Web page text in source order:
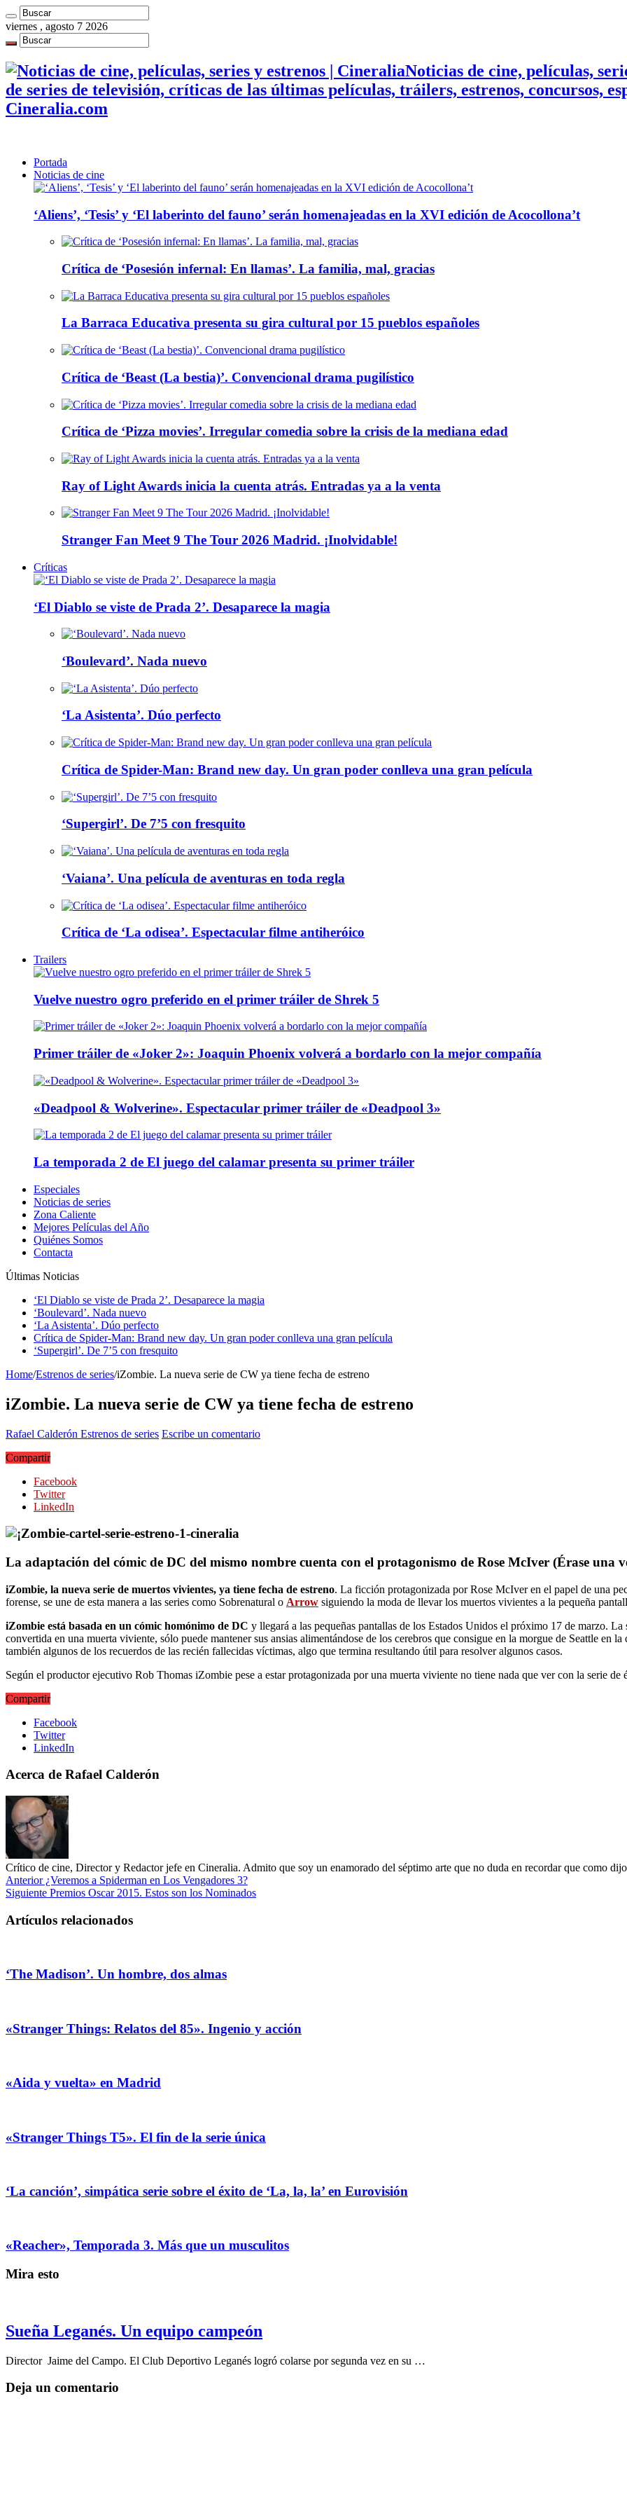
viernes , agosto 7 2026
Noticias de cine, películas,
de series de televisión, críticas de las últimas películas, tráilers, estrenos, concursos,
Cineralia.com
Portada
Noticias de cine
‘Aliens’, ‘Tesis’ y ‘El laberinto del fauno’ serán homenajeadas en la XVI edición de Acocollona’t
Crítica de ‘Posesión infernal: En llamas’. La familia, mal, gracias
La Barraca Educativa presenta su gira cultural por 15 pueblos españoles
Crítica de ‘Beast (La bestia)’. Convencional drama pugilístico
Crítica de ‘Pizza movies’. Irregular comedia sobre la crisis de la mediana edad
Ray of Light Awards inicia la cuenta atrás. Entradas ya a la venta
Stranger Fan Meet 9 The Tour 2026 Madrid. ¡Inolvidable!
Críticas
‘El Diablo se viste de Prada 2’. Desaparece la magia
‘Boulevard’. Nada nuevo
‘La Asistenta’. Dúo perfecto
Crítica de Spider-Man: Brand new day. Un gran poder conlleva una gran película
‘Supergirl’. De 7’5 con fresquito
‘Vaiana’. Una película de aventuras en toda regla
Crítica de ‘La odisea’. Espectacular filme antiheróico
Trailers
Vuelve nuestro ogro preferido en el primer tráiler de Shrek 5
Primer tráiler de «Joker 2»: Joaquin Phoenix volverá a bordarlo con la mejor compañía
«Deadpool & Wolverine». Espectacular primer tráiler de «Deadpool 3»
La temporada 2 de El juego del calamar presenta su primer tráiler
Especiales
Noticias de series
Zona Caliente
Mejores Películas del Año
Quiénes Somos
Contacta
Últimas Noticias
‘El Diablo se viste de Prada 2’. Desaparece la magia
‘Boulevard’. Nada nuevo
‘La Asistenta’. Dúo perfecto
Crítica de Spider-Man: Brand new day. Un gran poder conlleva una gran película
‘Supergirl’. De 7’5 con fresquito
Home/Estrenos de series/iZombie. La nueva serie de CW ya tiene fecha de estreno
iZombie. La nueva serie de CW ya tiene fecha de estreno
Rafael Calderón Estrenos de series Escribe un comentario
Compartir
Facebook
Twitter
LinkedIn
La adaptación del cómic de DC del mismo nombre cuenta con el protagonismo de Rose McIver (Érase una
iZombie, la nueva serie de muertos vivientes, ya tiene fecha de estreno. La ficción protagonizada por Rose McIver en el papel de una
forense, se une de esta manera a las series como Sobrenatural o Arrow siguiendo la moda de llevar los muertos vivientes a la pequeña
iZombie está basada en un cómic homónimo de DC y llegará a las pequeñas pantallas de los Estados Unidos el próximo 17 de marzo.
convertida en una muerta viviente, sólo puede mantener sus ansias alimentándose de los cerebros que consigue en la morgue de Seattle en
también algunos de los recuerdos de las recién fallecidas víctimas, algo que termina resultando útil para resolver algunos casos.
Según el productor ejecutivo Rob Thomas iZombie pese a estar protagonizada por una muerta viviente no tiene nada que ver con la serie
Compartir
Facebook
Twitter
LinkedIn
Acerca de Rafael Calderón
Crítico de cine, Director y Redactor jefe en Cineralia. Admito que soy un enamorado del séptimo arte que no duda en recordar que como
Anterior¿Veremos a Spiderman en Los Vengadores 3?
Siguiente Premios Oscar 2015. Estos son los Nominados
Artículos relacionados
‘The Madison’. Un hombre, dos almas
«Stranger Things: Relatos del 85». Ingenio y acción
«Aida y vuelta» en Madrid
«Stranger Things T5». El fin de la serie única
‘La canción’, simpática serie sobre el éxito de ‘La, la, la’ en Eurovisión
«Reacher», Temporada 3. Más que un musculitos
Mira esto
Sueña Leganés. Un equipo campeón
Director Jaime del Campo. El Club Deportivo Leganés logró colarse por segunda vez en su …
Deja un comentario